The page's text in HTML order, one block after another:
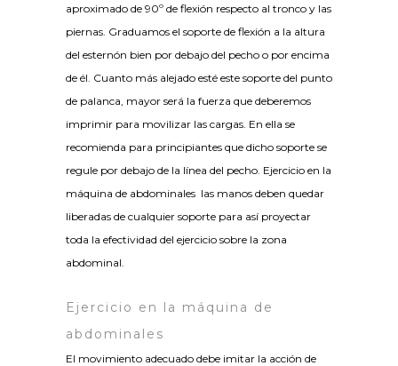
aproximado de 90º de flexión respecto al tronco y las
piernas. Graduamos el soporte de flexión a la altura
del esternón bien por debajo del pecho o por encima
de él. Cuanto más alejado esté este soporte del punto
de palanca, mayor será la fuerza que deberemos
imprimir para movilizar las cargas. En ella se
recomienda para principiantes que dicho soporte se
regule por debajo de la línea del pecho. Ejercicio en la
máquina de abdominales las manos deben quedar
liberadas de cualquier soporte para así proyectar
toda la efectividad del ejercicio sobre la zona
abdominal.
Ejercicio en la máquina de
abdominales
El movimiento adecuado debe imitar la acción de